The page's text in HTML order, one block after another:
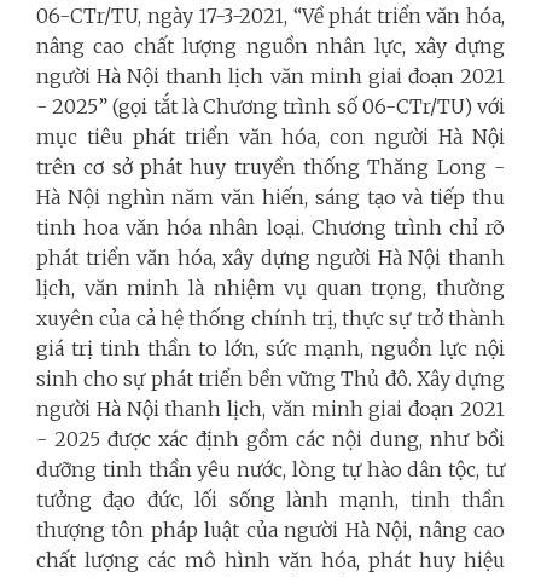
06-CTr/TU, ngày 17-3-2021, “Về phát triển văn hóa,
nâng cao chất lượng nguồn nhân lực, xây dựng
người Hà Nội thanh lịch văn minh giai đoạn 2021
- 2025” (gọi tắt là Chương trình số 06-CTr/TU) với
mục tiêu phát triển văn hóa, con người Hà Nội
trên cơ sở phát huy truyền thống Thăng Long -
Hà Nội nghìn năm văn hiến, sáng tạo và tiếp thu
tinh hoa văn hóa nhân loại. Chương trình chỉ rõ
phát triển văn hóa, xây dựng người Hà Nội thanh
lịch, văn minh là nhiệm vụ quan trọng, thường
xuyên của cả hệ thống chính trị, thực sự trở thành
giá trị tinh thần to lớn, sức mạnh, nguồn lực nội
sinh cho sự phát triển bền vững Thủ đô. Xây dựng
người Hà Nội thanh lịch, văn minh giai đoạn 2021
- 2025 được xác định gồm các nội dung, như bồi
dưỡng tinh thần yêu nước, lòng tự hào dân tộc, tư
tưởng đạo đức, lối sống lành mạnh, tinh thần
thượng tôn pháp luật của người Hà Nội, nâng cao
chất lượng các mô hình văn hóa, phát huy hiệu